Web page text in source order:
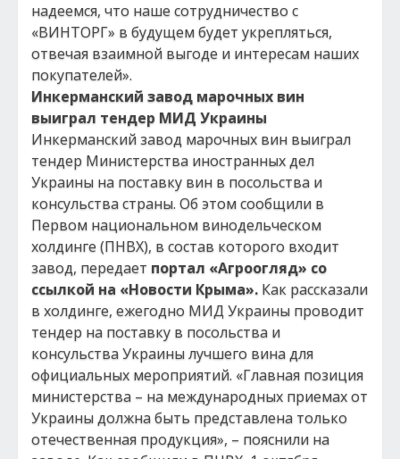
надеемся, что наше сотрудничество с
«ВИНТОРГ» в будущем будет укрепляться,
отвечая взаимной выгоде и интересам наших
покупателей».
Инкерманский завод марочных вин
выиграл тендер МИД Украины
Инкерманский завод марочных вин выиграл
тендер Министерства иностранных дел
Украины на поставку вин в посольства и
консульства страны. Об этом сообщили в
Первом национальном винодельческом
холдинге (ПНВХ), в состав которого входит
завод, передает портал «Агроогляд» со
ссылкой на «Новости Крыма». Как рассказали
в холдинге, ежегодно МИД Украины проводит
тендер на поставку в посольства и
консульства Украины лучшего вина для
официальных мероприятий. «Главная позиция
министерства – на международных приемах от
Украины должна быть представлена только
отечественная продукция», – пояснили на